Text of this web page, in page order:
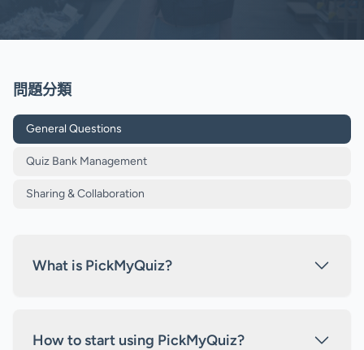
問題分類
General Questions
Quiz Bank Management
Sharing & Collaboration
What is PickMyQuiz?
How to start using PickMyQuiz?